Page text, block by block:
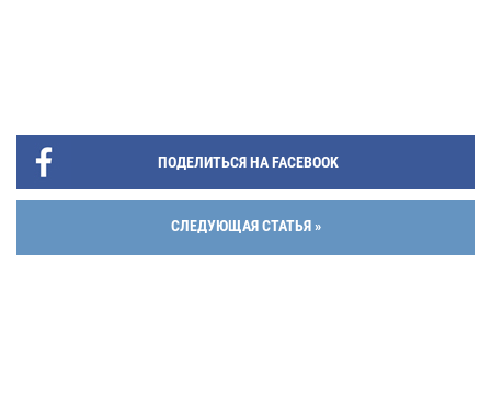
ПОДЕЛИТЬСЯ НА FACEBOOK
СЛЕДУЮЩАЯ СТАТЬЯ »